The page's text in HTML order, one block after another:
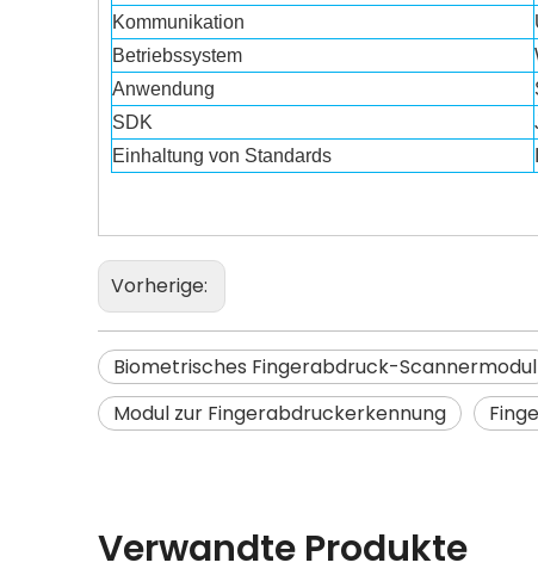
Kommunikation
Betriebssystem
Anwendung
SDK
Einhaltung von Standards
Vorherige:
Biometrisches Fingerabdruck-Scannermodul
Modul zur Fingerabdruckerkennung
Verwandte Produkte